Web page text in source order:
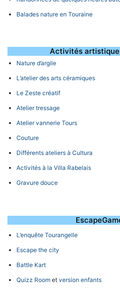
Balades nature en Touraine
Activités
Nature d’argile
L’atelier des arts céramiques
Le Zeste créatif
Atelier tressage
Atelier vannerie Tours
Couture
Différents ateliers à Cultura
Activités à la Villa Rabelais
Gravure douce
L’enquête Tourangelle
Escape the city
Battle Kart
Quizz Room et version enfants